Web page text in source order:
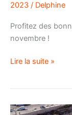
2023 / Delphine
Profitez des
novembre !
Lire la suite »
Repas